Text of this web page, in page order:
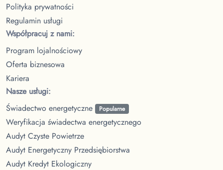
Polityka prywatności
Regulamin usługi
Współpracuj z nami:
Program lojalnościowy
Oferta biznesowa
Kariera
Nasze usługi:
Świadectwo energetyczne
Popularne
Weryfikacja świadectwa energetycznego
Audyt Czyste Powietrze
Audyt Energetyczny Przedsiębiorstwa
Audyt Kredyt Ekologiczny